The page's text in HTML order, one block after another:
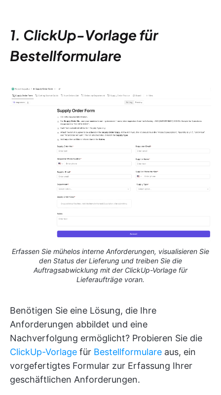
1. ClickUp-Vorlage für
Bestellformulare
Erfassen Sie mühelos interne Anforderungen, visualisieren Sie
den Status der Lieferung und treiben Sie die
Auftragsabwicklung mit der ClickUp-Vorlage für
Lieferaufträge voran.
Benötigen Sie eine Lösung, die Ihre
Anforderungen abbildet und eine
Nachverfolgung ermöglicht? Probieren Sie die
ClickUp-Vorlage für Bestellformulare aus, ein
vorgefertigtes Formular zur Erfassung Ihrer
geschäftlichen Anforderungen.